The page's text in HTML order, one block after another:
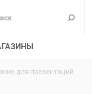
для презентаций